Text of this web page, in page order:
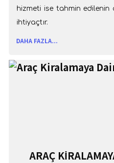
hizmeti ise tahmin
ihtiyaçtır.
DAHA FAZLA...
ARAÇ